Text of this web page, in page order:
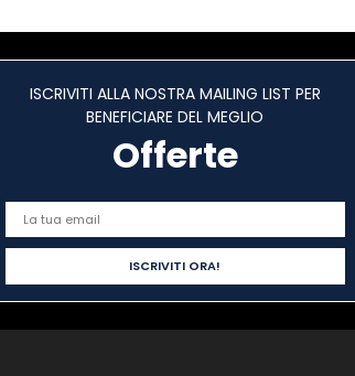
Trapianti Piante
Grasse
ISCRIVITI ALLA NOSTRA MAILING LIST PER
BENEFICIARE DEL MEGLIO
Offerte